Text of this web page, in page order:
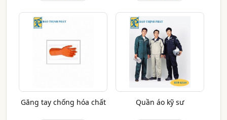
Găng tay chống hóa chất Quần áo kỹ sư